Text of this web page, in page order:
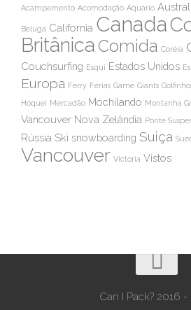
Acampamento Acomodação Aquário
Beluga California Canada
Britânica Comida Coréia
Couchsurfing Esqui Estados Unidos
Europa Ferry Férias Game Giants
Hóquei Mercadão Mochilando Montanha
Vancouver Nova Zelândia Ponte
Rússia Ski snowboarding Suiça
Vancouver Victoria Vistos
Can I Pack? 2016 -